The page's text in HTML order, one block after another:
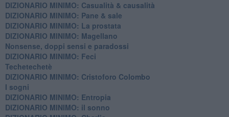
DIZIONARIO MINIMO: ​Casualità & causalità
​DIZIONARIO MINIMO: Pane & sale
DIZIONARIO MINIMO: La prostata
​DIZIONARIO MINIMO: Magellano
Nonsense, doppi sensi e paradossi
DIZIONARIO MINIMO: Feci
Techetechetè
DIZIONARIO MINIMO: Cristoforo Colombo
I sogni
DIZIONARIO MINIMO: Entropia
DIZIONARIO MINIMO: il sonno